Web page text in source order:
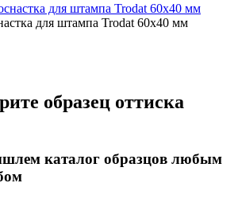
для штампа Trodat 60х40 мм
образец оттиска
каталог образцов любым